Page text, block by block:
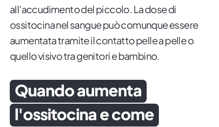
all'accudimento del piccolo. La dose di
ossitocina nel sangue può comunque essere
aumentata tramite il contatto pelle a pelle o
quello visivo tra genitori e bambino.
Quando aumenta
l'ossitocina e come